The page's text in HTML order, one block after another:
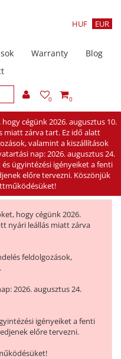
HUF EUR
Warranty
Blog
0 0
cégünk 2026. augusztus 10.
miatt zárva tart. Ez idő alatt
valamint a kiszállítások
nap: 2026. augusztus 24.
ügyintézési igényeiket a fenti
előre tervezni. Köszönjük
hogy cégünk 2026.
nyári leállás miatt zárva
feldolgozások,
2026. augusztus 24.
igényeiket a fenti
előre tervezni.